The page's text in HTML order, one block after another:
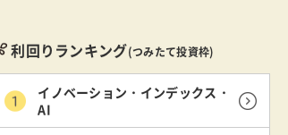
利回りランキング(つみたて投資枠)
イノベーション・インデックス・
AI